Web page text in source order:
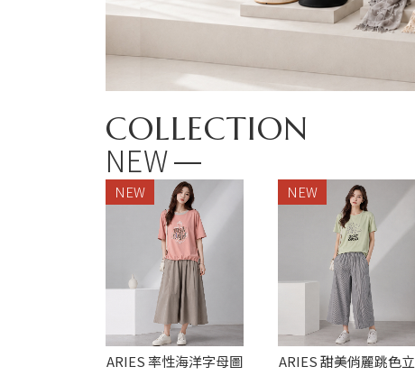
COLLECTION
NEW
NEW
ARIES 率性海洋字母圖
NEW
ARIES 甜美俏麗跳色立